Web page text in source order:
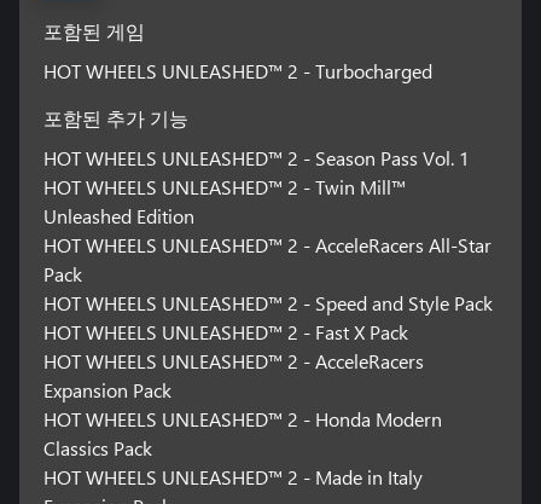
신규 캠페인 모드에서는 완전히 새로운 오리지널 스토리가 이끄
는 모험이 펼쳐집니다! 괴물에게 공격받는 도시를 구할 사람은 오
직 여러분뿐입니다. 어떻게요? 그야 쉽죠. 신나는 전용 레이스와
챌린지에서 승리하면 되니까요! 네, 그렇게 쉽지는 않겠네요... 그
래도 분명 재밌을 거예요! 단순한 승자가 아닌, 진정한 영웅이 될
준비를 하세요!
Season Pass Vol.1에 포함된 모든 콘텐츠는 2024년 2월에 출시됩
니다.
포함된 게임
HOT WHEELS UNLEASHED™ 2 - Turbocharged
포함된 추가 기능
HOT WHEELS UNLEASHED™ 2 - Season Pass Vol. 1
HOT WHEELS UNLEASHED™ 2 - Twin Mill™
Unleashed Edition
HOT WHEELS UNLEASHED™ 2 - AcceleRacers All-Star
Pack
HOT WHEELS UNLEASHED™ 2 - Speed and Style Pack
HOT WHEELS UNLEASHED™ 2 - Fast X Pack
HOT WHEELS UNLEASHED™ 2 - AcceleRacers
Expansion Pack
HOT WHEELS UNLEASHED™ 2 - Honda Modern
Classics Pack
HOT WHEELS UNLEASHED™ 2 - Made in Italy